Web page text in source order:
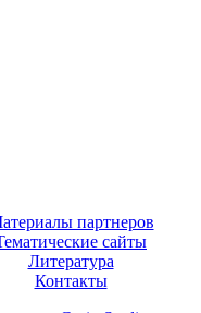
партнеров
сайты
Литература
Контакты